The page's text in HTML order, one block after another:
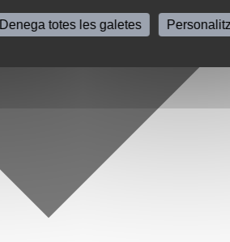
Denega totes les galetes